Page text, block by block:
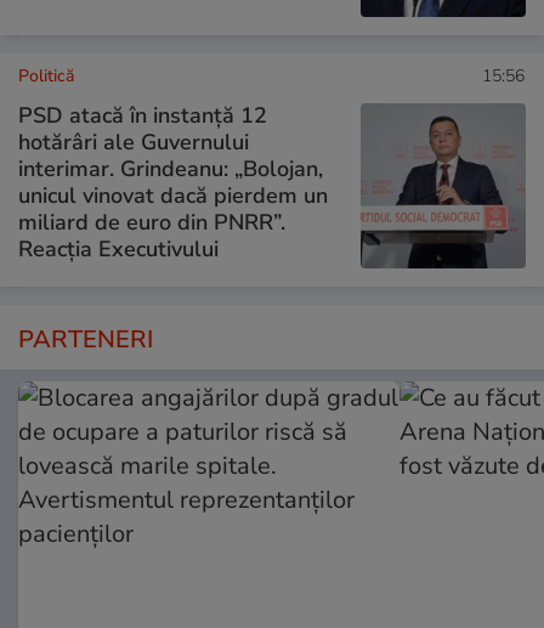
Politică 15:56
PSD atacă în instanță 12
hotărâri ale Guvernului
interimar. Grindeanu: „Bolojan,
unicul vinovat dacă pierdem un
miliard de euro din PNRR”.
Reacția Executivului
PARTENERI